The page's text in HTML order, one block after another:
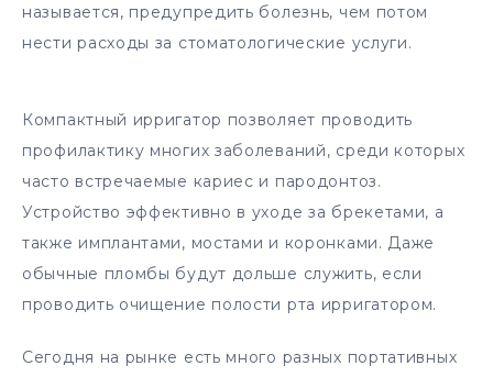
называется, предупредить болезнь, чем потом
нести расходы за стоматологические услуги.
Компактный ирригатор позволяет проводить
профилактику многих заболеваний, среди которых
часто встречаемые кариес и пародонтоз.
Устройство эффективно в уходе за брекетами, а
также имплантами, мостами и коронками. Даже
обычные пломбы будут дольше служить, если
проводить очищение полости рта ирригатором.
Сегодня на рынке есть много разных портативных